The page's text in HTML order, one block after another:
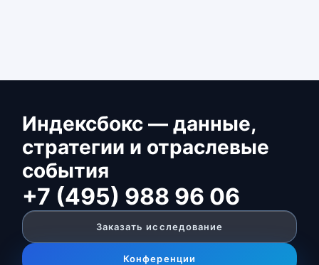
Индексбокс — данные,
стратегии и отраслевые
события
+7 (495) 988 96 06
Заказать исследование
Конференции